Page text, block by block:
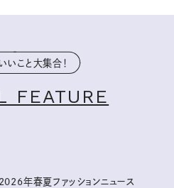
いこと大集合！
FEATURE
2026年春夏ファッションニュース